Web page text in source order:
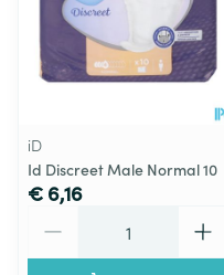
iD
Id Discreet Male Normal 10
€ 6,16